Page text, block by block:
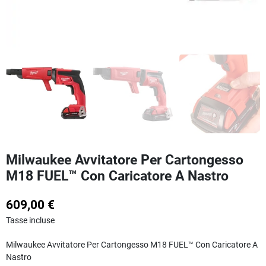
Milwaukee Avvitatore Per Cartongesso
M18 FUEL™ Con Caricatore A Nastro
609,00 €
Tasse incluse
Milwaukee Avvitatore Per Cartongesso M18 FUEL™ Con Caricatore A
Nastro